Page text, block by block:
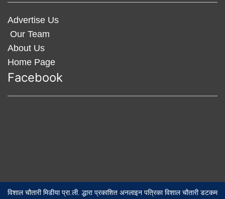
Advertise Us
Our Team
About Us
Home Page
Facebook
विशाल चौतारी मिडीया प्रा.ली. द्धारा प्रकाशित अनलाइन पत्रिका विशाल चौतारी डटकम